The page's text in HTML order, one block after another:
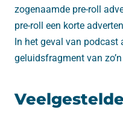
zogenaamde pre-roll
pre-roll een korte
In het geval van podcast
geluidsfragment van